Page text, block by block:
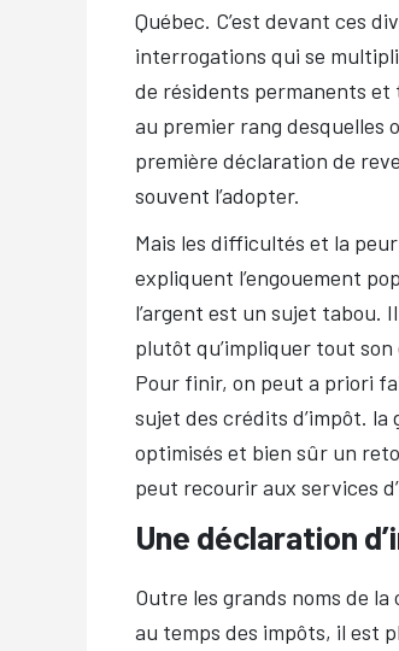
Québec. C’est devant ces
interrogations qui se
de résidents permanents et
au premier rang desquelles
première déclaration de
souvent l’adopter.
Mais les difficultés et la
expliquent l’engouement
l’argent est un sujet tabou.
plutôt qu’impliquer tout
Pour finir, on peut a priori
sujet des crédits d’impôt.
optimisés et bien sûr un
peut recourir aux services
Une déclaration
Outre les grands noms de
au temps des impôts, il est